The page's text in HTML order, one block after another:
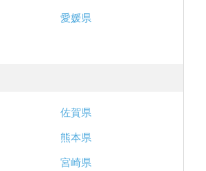
愛媛県
佐賀県
熊本県
宮崎県